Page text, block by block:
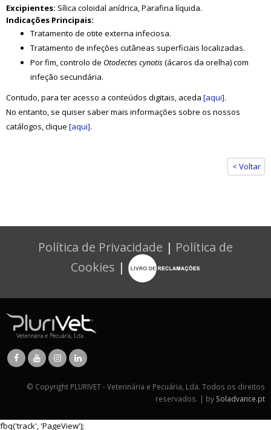
Excipientes: Sílica coloidal anídrica, Parafina líquida.
Indicações Principais:
Tratamento de otite externa infeciosa.
Tratamento de infeções cutâneas superficiais localizadas.
Por fim, controlo de Otodectes cynotis(ácaros da orelha) com
infeção secundária.
Contudo, para ter acesso a conteúdos digitais, aceda [aqui].
No entanto, se quiser saber mais informações sobre os nossos
catálogos, clique [aqui].
< Voltar
Política de Privacidade | Política de
Cookies |
© Copyright PLURIVET - Veterinária e Pecuária, Lda. Todos os direitos
reservados. | by Soladvance.pt
fbq('track', 'PageView');